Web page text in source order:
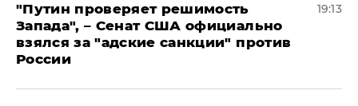
"Путин проверяет решимость
Запада", – Сенат США официально
взялся за "адские санкции" против
России
19:13